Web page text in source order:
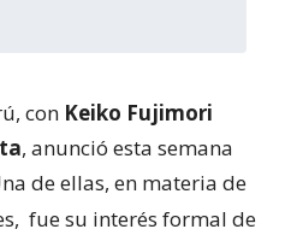
con Keiko Fujimori
, anunció esta semana
de ellas, en materia de
fue su interés formal de